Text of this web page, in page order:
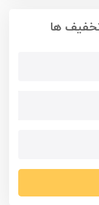
ها